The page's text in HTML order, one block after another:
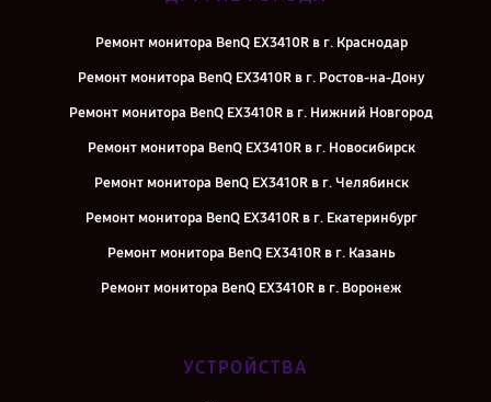
Ремонт монитора BenQ EX3410R в г. Краснодар
Ремонт монитора BenQ EX3410R в г. Ростов-на-Дону
Ремонт монитора BenQ EX3410R в г. Нижний Новгород
Ремонт монитора BenQ EX3410R в г. Новосибирск
Ремонт монитора BenQ EX3410R в г. Челябинск
Ремонт монитора BenQ EX3410R в г. Екатеринбург
Ремонт монитора BenQ EX3410R в г. Казань
Ремонт монитора BenQ EX3410R в г. Воронеж
Ремонт монитора BenQ EX3410R в г. Самара
УСТРОЙСТВА